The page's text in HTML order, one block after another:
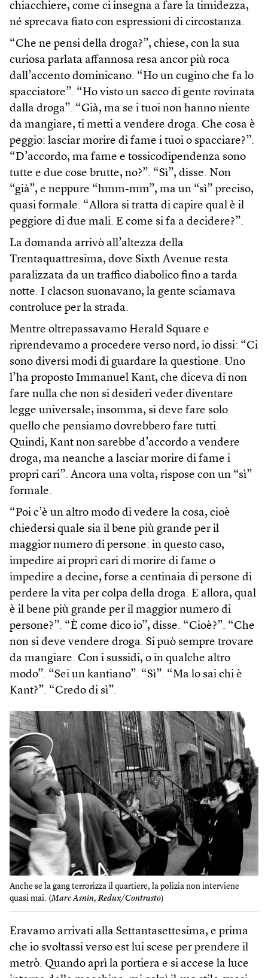
chiacchiere, come ci insegna a fare la timidezza,
né sprecava fiato con espressioni di circostanza.
“Che ne pensi della droga?”, chiese, con la sua
curiosa parlata affannosa resa ancor più roca
dall’accento dominicano. “Ho un cugino che fa lo
spacciatore”. “Ho visto un sacco di gente rovinata
dalla droga”. “Già, ma se i tuoi non hanno niente
da mangiare, ti metti a vendere droga. Che cosa è
peggio: lasciar morire di fame i tuoi o spacciare?”.
“D’accordo, ma fame e tossicodipendenza sono
tutte e due cose brutte, no?”. “Sì”, disse. Non
“già”, e neppure “hmm-mm”, ma un “sì” preciso,
quasi formale. “Allora si tratta di capire qual è il
peggiore di due mali. E come si fa a decidere?”.
La domanda arrivò all’altezza della
Trentaquattresima, dove Sixth Avenue resta
paralizzata da un traffico diabolico fino a tarda
notte. I clacson suonavano, la gente sciamava
controluce per la strada.
Mentre oltrepassavamo Herald Square e
riprendevamo a procedere verso nord, io dissi: “Ci
sono diversi modi di guardare la questione. Uno
l’ha proposto Immanuel Kant, che diceva di non
fare nulla che non si desideri veder diventare
legge universale; insomma, si deve fare solo
quello che pensiamo dovrebbero fare tutti.
Quindi, Kant non sarebbe d’accordo a vendere
droga, ma neanche a lasciar morire di fame i
propri cari”. Ancora una volta, rispose con un “sì”
formale.
“Poi c’è un altro modo di vedere la cosa, cioè
chiedersi quale sia il bene più grande per il
maggior numero di persone: in questo caso,
impedire ai propri cari di morire di fame o
impedire a decine, forse a centinaia di persone di
perdere la vita per colpa della droga. E allora, qual
è il bene più grande per il maggior numero di
persone?”. “È come dico io”, disse. “Cioè?”. “Che
non si deve vendere droga. Si può sempre trovare
da mangiare. Con i sussidi, o in qualche altro
modo”. “Sei un kantiano”. “Sì”. “Ma lo sai chi è
Kant?”. “Credo di sì”.
Anche se la gang terrorizza il quartiere, la polizia non interviene
quasi mai. (Marc Asnin, Redux/Contrasto)
Eravamo arrivati alla Settantasettesima, e prima
che io svoltassi verso est lui scese per prendere il
metrò. Quando aprì la portiera e si accese la luce